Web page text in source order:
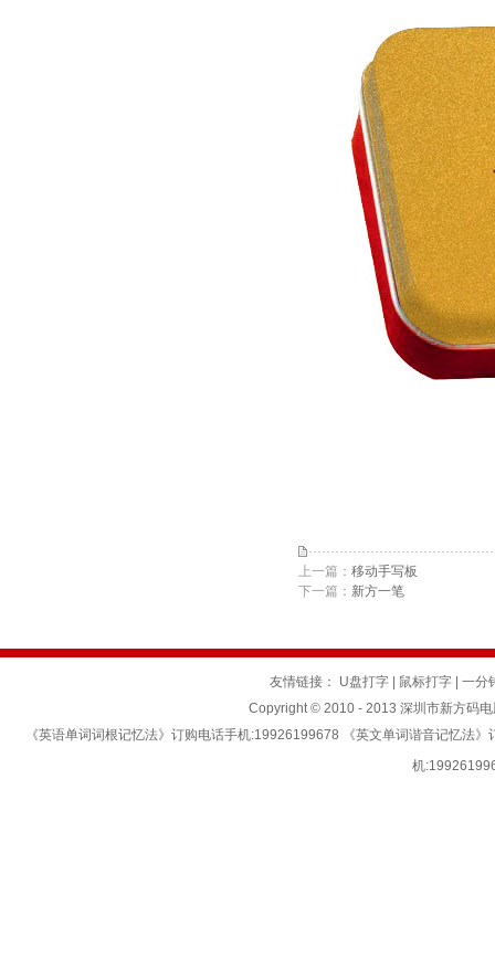
上一篇： 移动手写板
下一篇： 新方一笔
友情链接： U盘打字 鼠标打字
一分
Copyright © 2010 - 2013 深圳市新方码
《英语单词词根记忆法》订购电话手机:19926199678 《英文单词谐音记忆法
机